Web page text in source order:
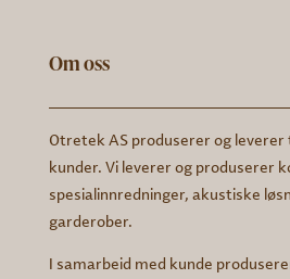
Om oss
Otretek AS produserer og
kunder. Vi leverer og produserer
spesialinnredninger, akustiske
garderober.
I samarbeid med kunde